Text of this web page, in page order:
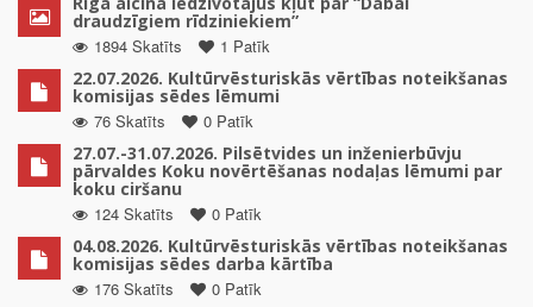
draudzīgiem rīdziniekiem”
1894 Skatīts
1 Patīk
22.07.2026. Kultūrvēsturiskās vērtības noteikšanas
komisijas sēdes lēmumi
76 Skatīts
0 Patīk
27.07.-31.07.2026. Pilsētvides un inženierbūvju
pārvaldes Koku novērtēšanas nodaļas lēmumi par
koku ciršanu
124 Skatīts
0 Patīk
04.08.2026. Kultūrvēsturiskās vērtības noteikšanas
komisijas sēdes darba kārtība
176 Skatīts
0 Patīk